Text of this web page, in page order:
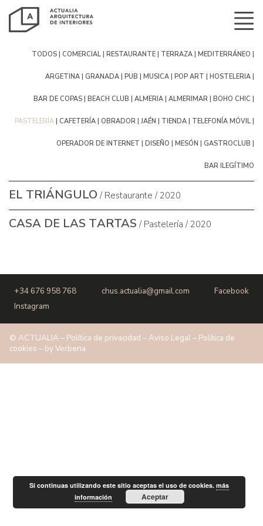
Todos Comercial Restaurante terraza mediterráneo
argetina Granada pub musica pop art hosteleria
bar de copas Beach Club Almeria Almerimar boho chic
pastelería cafetería obrador Jaén tienda telefonía móvil
operador de internet diseño mesón gastroclub
bar ilegítimo
El Triángulo / Restaurante / 2020
Casa de las Tartas / Pastelería / 2020
+34 676 958 768 chus.actualia@gmail.com
Facebook
Instagram
© ACTUALIA – Política de privacidad –Aviso Legal– Política de
cookies – byVerbena
Si continuas utilizando este sitio aceptas el uso de cookies.más
información
Aceptar